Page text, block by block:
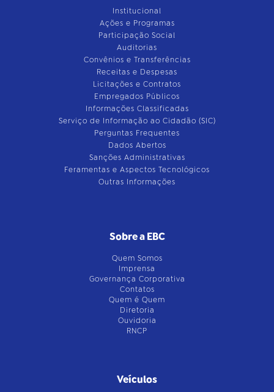
Institucional
Ações e Programas
Participação Social
Auditorias
Convênios e Transferências
Receitas e Despesas
Licitações e Contratos
Empregados Públicos
Informações Classificadas
Serviço de Informação ao Cidadão (SIC)
Perguntas Frequentes
Dados Abertos
Sanções Administrativas
Feramentas e Aspectos Tecnológicos
Outras Informações
Sobre a EBC
Quem Somos
Imprensa
Governança Corporativa
Contatos
Quem é Quem
Diretoria
Ouvidoria
RNCP
Veículos